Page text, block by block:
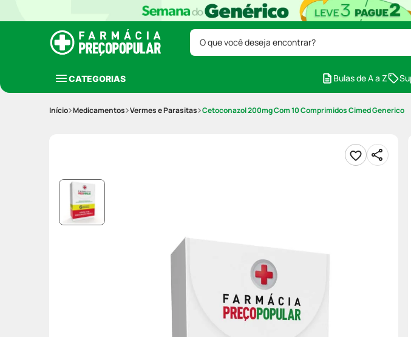
O que você deseja encontrar?
CATEGORIAS Bulas de A a Z
Medicamentos Vermes e Parasitas Cetoconazol 200mg Com 10 Comprimidos Cimed Generico